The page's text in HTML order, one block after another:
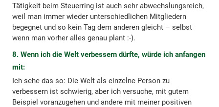
Tätigkeit beim Steuerring ist auch sehr abwechslungsreich,
weil man immer wieder unterschiedlichen Mitgliedern
begegnet und so kein Tag dem anderen gleicht – selbst
wenn man vorher alles genau plant :-).
8. Wenn ich die Welt verbessern dürfte, würde ich anfangen
mit:
Ich sehe das so: Die Welt als einzelne Person zu
verbessern ist schwierig, aber ich versuche, mit gutem
Beispiel voranzugehen und andere mit meiner positiven